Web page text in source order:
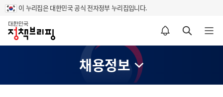
이 누리집은 대한민국 공식 전자정부 누리집입니다.
홈
알림설정 바로가기 검색 바로가기 메뉴 열기
채용정보